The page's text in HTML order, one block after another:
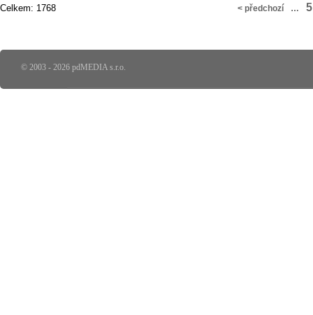
hlavních benefitů bezkontaktní
je možnost požádat o tuto kartu on-
line prostřednictvím webových
< předchozí … 5
Celkem: 1768
© 2003 - 2026 pdMEDIA s.r.o.